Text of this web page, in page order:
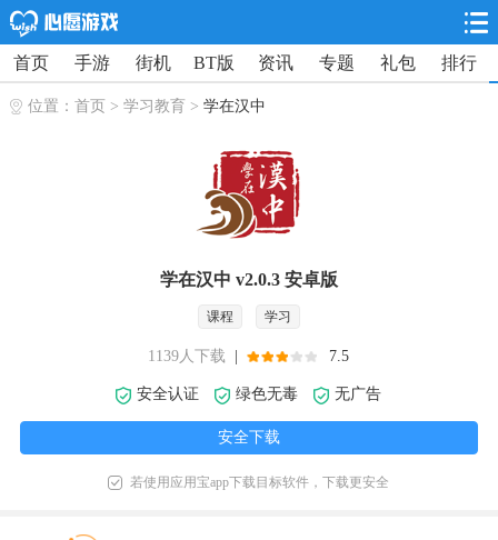
首页 手游 街机 BT版 资讯 专题 礼包 排行
位置： 首页 > 学习教育 > 学在汉中
学在汉中 v2.0.3 安卓版
课程 学习
1139人下载 | 7.5
安全认证 绿色无毒 无广告
安全下载
若使用应用宝app下载目标软件，下载更安全